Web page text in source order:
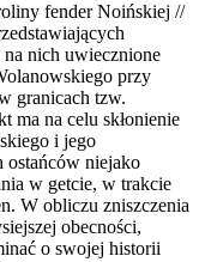
fender Noińskiej //
na nich uwiecznione
przy
granicach tzw.
ma na celu skłonienie
i jego
ostańców niejako
w getcie, w trakcie
W obliczu zniszczenia
obecności,
o swojej historii